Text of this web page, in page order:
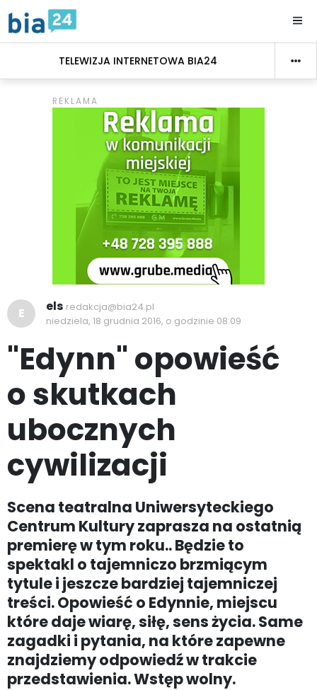
TELEWIZJA INTERNETOWA BIA24
E els redakcja@bia24.pl
niedziela, 18 grudnia 2016, o godzinie 08:09
"Edynn" opowieść
o skutkach
ubocznych
cywilizacji
Scena teatralna Uniwersyteckiego
Centrum Kultury zaprasza na ostatnią
premierę w tym roku.. Będzie to
spektakl o tajemniczo brzmiącym
tytule i jeszcze bardziej tajemniczej
treści. Opowieść o Edynnie, miejscu
które daje wiarę, siłę, sens życia. Same
zagadki i pytania, na które zapewne
znajdziemy odpowiedź w trakcie
przedstawienia. Wstęp wolny.